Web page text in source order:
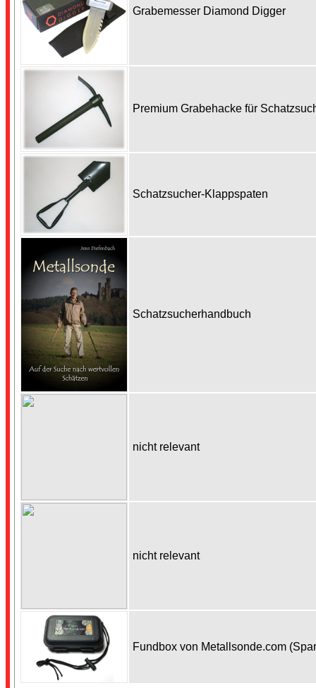
Grabemesser Diamond Digger
Premium Grabehacke für
Schatzsucher-Klappspaten
Schatzsucherhandbuch
nicht relevant
nicht relevant
Fundbox von Metallsonde.com